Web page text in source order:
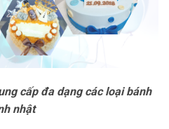
cấp đa dạng các loại bánh
nhật